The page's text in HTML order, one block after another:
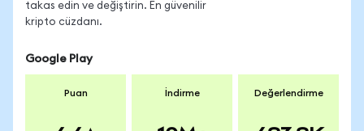
takas edin ve değiştirin. En güvenilir
kripto cüzdanı.
Google Play
Puan İndirme Değerlendirme